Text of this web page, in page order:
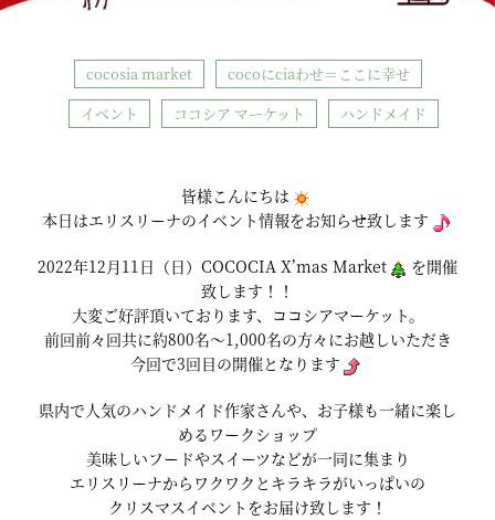
cocosia market
cocoにciaわせ＝ここに幸せ
イベント
ココシア マーケット ハンドメイド
皆様こんにちは
本日はエリスリーナのイベント情報をお知らせ致します
2022年12月11日（日）COCOCIA X’mas Market
を開催
致します！！
大変ご好評頂いております、ココシアマーケット。
前回前々回共に約800名～1,000名の方々にお越しいただき
今回で3回目の開催となります
県内で人気のハンドメイド作家さんや、お子様も一緒に楽し
めるワークショップ
美味しいフードやスイーツなどが一同に集まり
エリスリーナからワクワクとキラキラがいっぱいの
クリスマスイベントをお届け致します！